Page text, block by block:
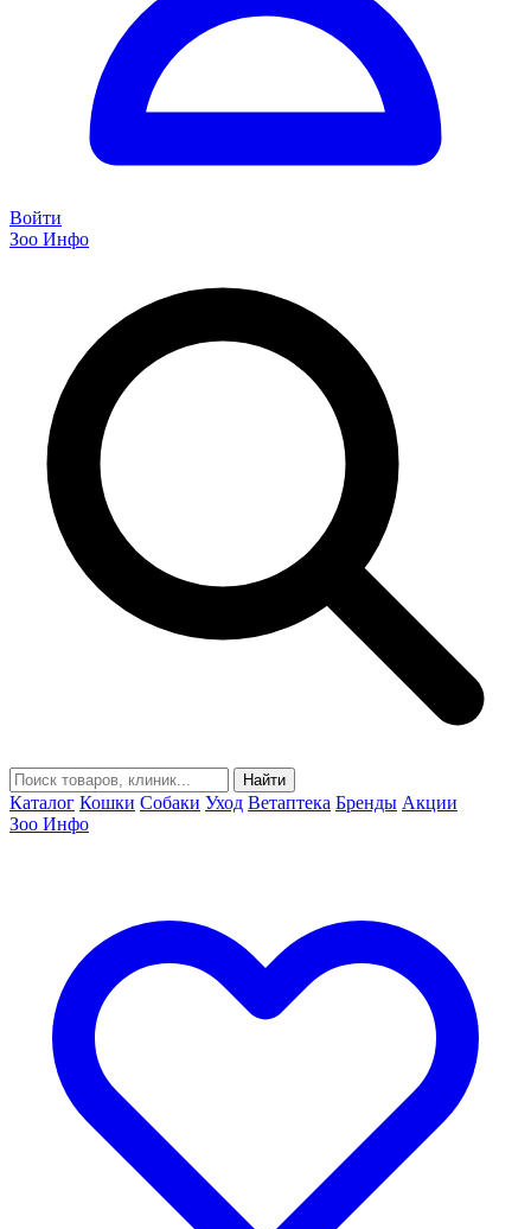
Войти
Зоо Инфо
Найти
Каталог Кошки Собаки Уход Ветаптека Бренды Акции
Зоо Инфо